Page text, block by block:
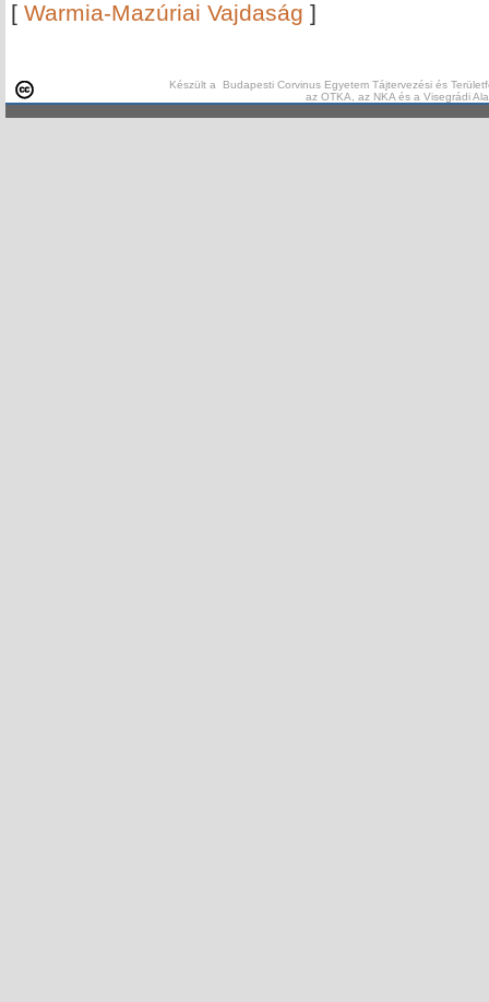
[ Warmia-Mazúriai Vajdaság ]
Készült a Budapesti Corvinus Egyetem Tájtervezési és
az OTKA, az NKA és a Visegrádi